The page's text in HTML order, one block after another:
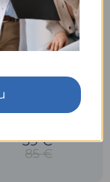
59 €
85 €